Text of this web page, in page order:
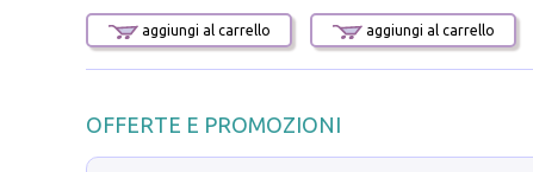
aggiungi al carrello aggiungi al carrello
OFFERTE E PROMOZIONI